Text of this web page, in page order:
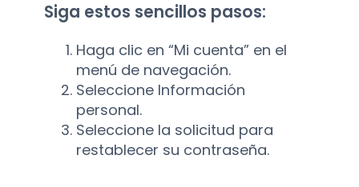
Siga estos sencillos pasos:
Haga clic en “Mi cuenta” en el
menú de navegación.
Seleccione Información
personal.
Seleccione la solicitud para
restablecer su contraseña.